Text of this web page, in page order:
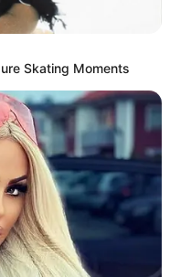
Skating Moments